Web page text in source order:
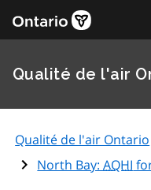
Qualité de l'air
Qualité de l'air Ontario
North Bay:AQHI